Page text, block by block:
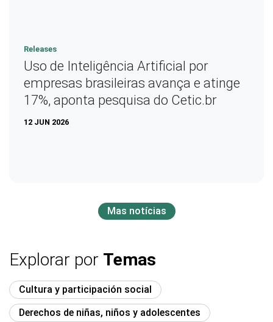
Releases
Uso de Inteligência Artificial por
empresas brasileiras avança e atinge
17%, aponta pesquisa do Cetic.br
12 JUN 2026
Mas notícias
Explorar por Temas
Cultura y participación social
Derechos de niñas, niños y adolescentes